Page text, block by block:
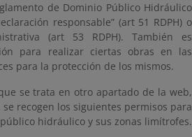
de Dominio Público Hidráulico
responsable” (art 51 RDPH) o
(art 53 RDPH). También es
para realizar ciertas obras en las
para la protección de los mismos.
se trata en otro apartado de la web,
recogen los siguientes permisos para
hidráulico y sus zonas limítrofes.